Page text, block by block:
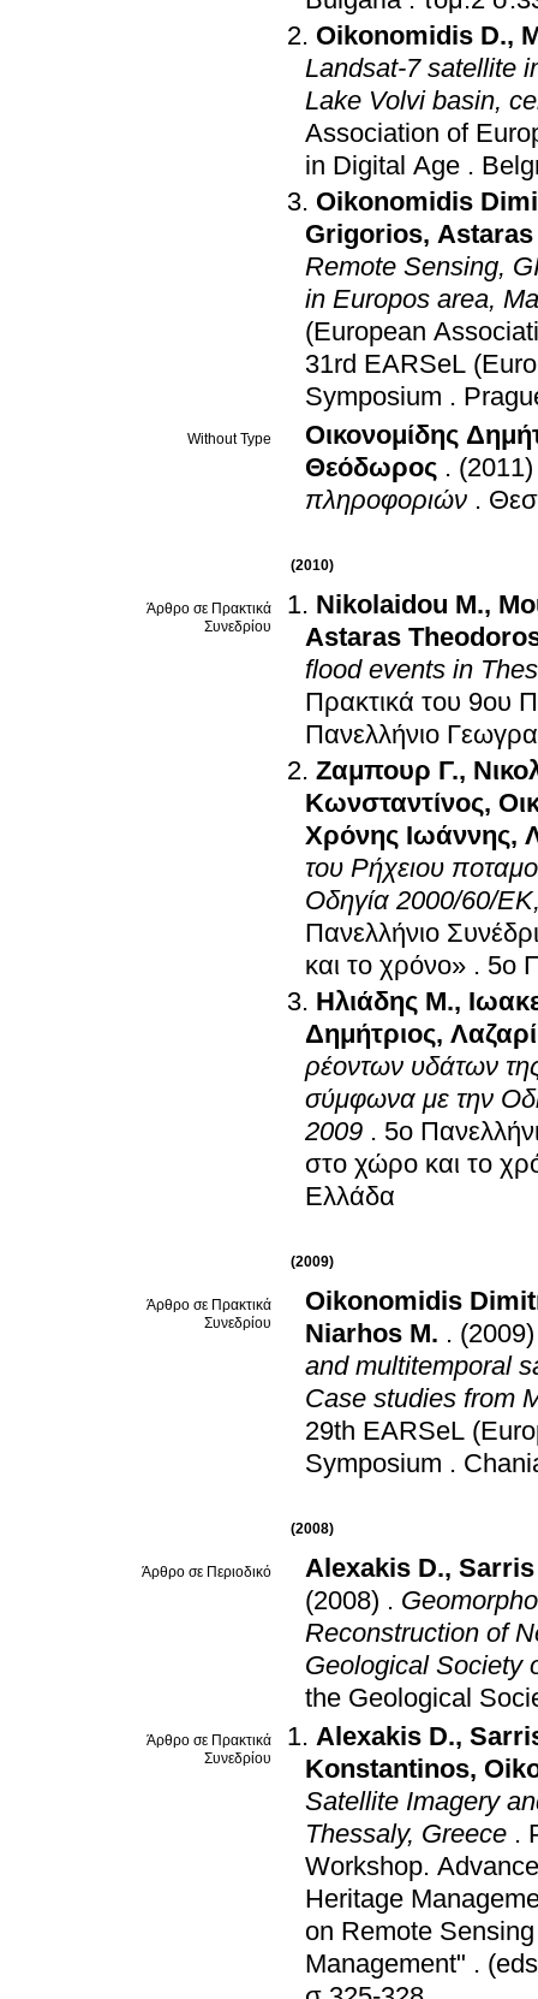
Oikonomidis D.,
Landsat-7 satellite
Lake Volvi basin,
Association of
in Digital Age .
Oikonomidis
Grigorios,
Remote Sensing,
in Europos area,
(European
31rd EARSeL
Symposium .
Without Type
Οικονομίδης
Θεόδωρος . (2011)
πληροφοριών .
(2010)
Άρθρο σε Πρακτικά
Συνεδρίου
Nikolaidou M.,
Astaras
flood events in
Πρακτικά του 9ου
Πανελλήνιο
Ζαμπουρ Γ.,
Κωνσταντίνος,
Χρόνης Ιωάννης,
του Ρήχειου
Οδηγία 2000/60/ΕΚ,
Πανελλήνιο
και το χρόνο» . 5ο
Ηλιάδης Μ.,
Δημήτριος,
ρέοντων υδάτων
σύμφωνα με την
2009 . 5ο
στο χώρο και το
Ελλάδα
(2009)
Άρθρο σε Πρακτικά
Συνεδρίου
Oikonomidis
Niarhos M. . (2009)
and multitemporal
Case studies from
29th EARSeL
Symposium .
(2008)
Άρθρο σε Περιοδικό Alexakis D.,
(2008) .
Reconstruction of
Geological Society
the Geological
Άρθρο σε Πρακτικά
Συνεδρίου
Alexakis D.,
Konstantinos,
Satellite Imagery
Thessaly, Greece .
Workshop.
Heritage
on Remote
Management" .